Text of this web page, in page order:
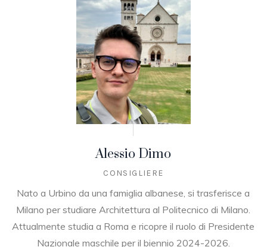
Alessio Dimo
CONSIGLIERE
Nato a Urbino da una famiglia albanese, si trasferisce a
Milano per studiare Architettura al Politecnico di Milano.
Attualmente studia a Roma e ricopre il ruolo di Presidente
Nazionale maschile per il biennio 2024-2026.